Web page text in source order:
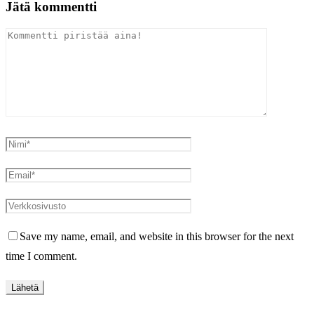
Jätä kommentti
Save my name, email, and website in this browser for the next
time I comment.